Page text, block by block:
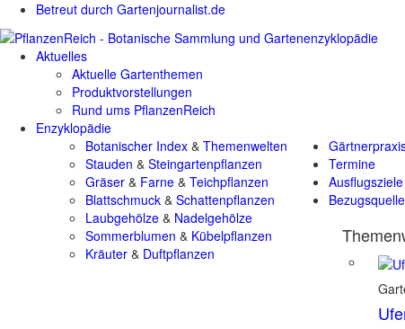
Betreut durch Gartenjournalist.de
Aktuelles
Aktuelle Gartenthemen
Produktvorstellungen
Rund ums PflanzenReich
Enzyklopädie
Botanischer Index & Themenwelten
Stauden & Steingartenpflanzen
Gräser & Farne & Teichpflanzen
Blattschmuck & Schattenpflanzen
Laubgehölze & Nadelgehölze
Sommerblumen & Kübelpflanzen
Kräuter & Duftpflanzen
Termine
Ausflugsziele